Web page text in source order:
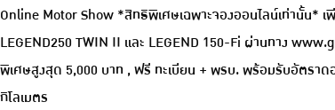
Online Motor Show *สิทธิพิเศษเฉพาะจองออนไลน์เท่านั้น* เ
LEGEND250 TWIN II และ LEGEND 150-Fi ผ่านทาง
พิเศษสูงสุด 5,000 บาท , ฟรี ทะเบียน + พรบ. พร้อมรับอัตราด
กิโลเมตร